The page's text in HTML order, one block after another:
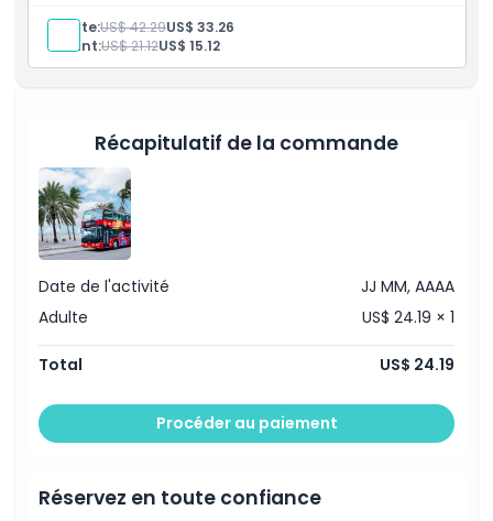
Adulte:US$ 42.29US$ 33.26
Enfant:US$ 21.12US$ 15.12
Récapitulatif de la commande
Date de l'activité
JJ MM, AAAA
Adulte
US$ 24.19 × 1
Total US$ 24.19
Procéder au paiement
Réservez en toute confiance